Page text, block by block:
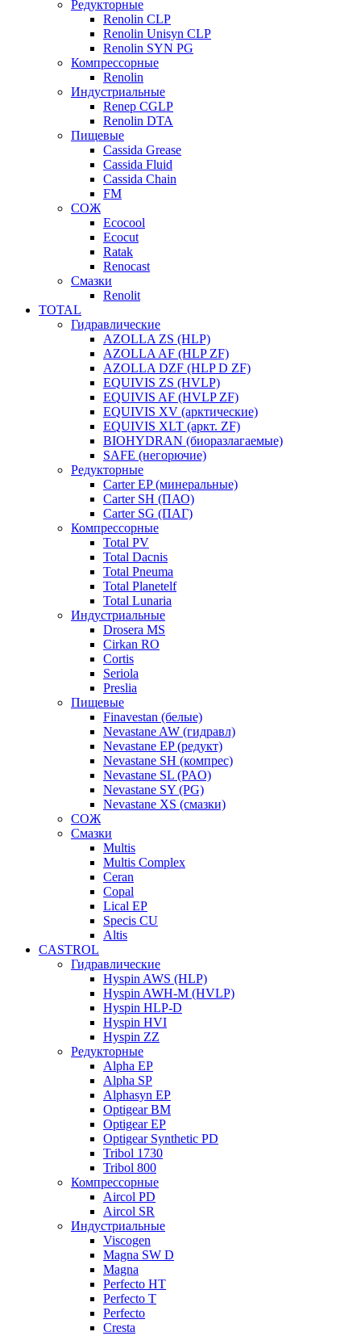
Редукторные
Renolin CLP
Renolin Unisyn CLP
Renolin SYN PG
Компрессорные
Renolin
Индустриальные
Renep CGLP
Renolin DTA
Пищевые
Cassida Grease
Cassida Fluid
Cassida Chain
FM
СОЖ
Ecocool
Ecocut
Ratak
Renocast
Смазки
Renolit
TOTAL
Гидравлические
AZOLLA ZS (HLP)
AZOLLA AF (HLP ZF)
AZOLLA DZF (HLP D ZF)
EQUIVIS ZS (HVLP)
EQUIVIS AF (HVLP ZF)
EQUIVIS XV (арктические)
EQUIVIS XLT (аркт. ZF)
BIOHYDRAN (биоразлагаемые)
SAFE (негорючие)
Редукторные
Carter EP (минеральные)
Carter SH (ПАО)
Carter SG (ПАГ)
Компрессорные
Total PV
Total Dacnis
Total Pneuma
Total Planetelf
Total Lunaria
Индустриальные
Drosera MS
Cirkan RO
Cortis
Seriola
Preslia
Пищевые
Finavestan (белые)
Nevastane AW (гидравл)
Nevastane EP (редукт)
Nevastane SH (компрес)
Nevastane SL (PAO)
Nevastane SY (PG)
Nevastane XS (смазки)
СОЖ
Смазки
Multis
Multis Complex
Ceran
Copal
Lical EP
Specis CU
Altis
CASTROL
Гидравлические
Hyspin AWS (HLP)
Hyspin AWH-M (HVLP)
Hyspin HLP-D
Hyspin HVI
Hyspin ZZ
Редукторные
Alpha EP
Alpha SP
Alphasyn EP
Optigear BM
Optigear EP
Optigear Synthetic PD
Tribol 1730
Tribol 800
Компрессорные
Aircol PD
Aircol SR
Индустриальные
Viscogen
Magna SW D
Magna
Perfecto HT
Perfecto T
Perfecto
Cresta